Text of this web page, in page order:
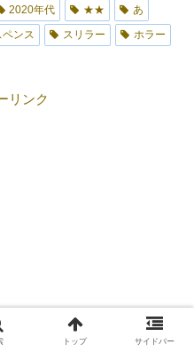
2020年代 ★★
あ
ペンス スリラー
ホラー
リンク
トップ サイドバー